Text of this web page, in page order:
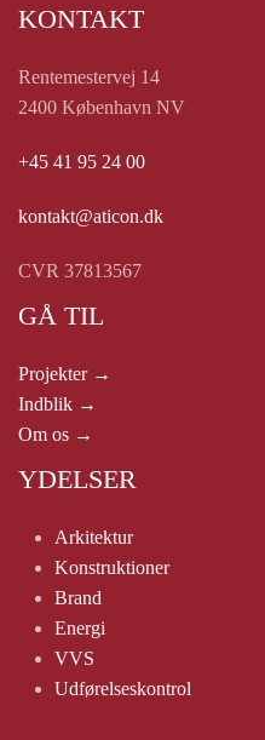
KONTAKT
Rentemestervej 14
2400 København NV
+45 41 95 24 00
kontakt@aticon.dk
CVR 37813567
GÅ TIL
Projekter →
Indblik →
Om os →
YDELSER
Arkitektur
Konstruktioner
Brand
Energi
VVS
Udførelseskontrol